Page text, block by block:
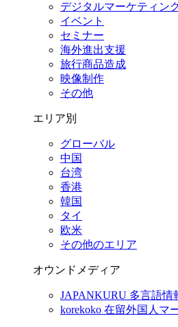
デジタルマーケティン
イベント
セミナー
海外進出支援
旅行商品造成
映像制作
その他
エリア別
グローバル
中国
台湾
香港
韓国
タイ
欧米
その他のエリア
オウンドメディア
JAPANKURU 多言語情
korekoko 在留外国人マ